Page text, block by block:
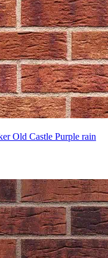
Old Castle Purple rain